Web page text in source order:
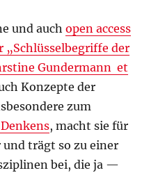
und auchopen access
„Schlüsselbegriffe der
Gundermann et
Konzepte der
zum
, macht sie für
trägt so zu einer
bei, die ja —